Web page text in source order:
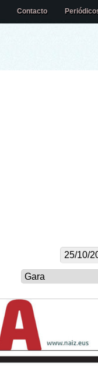
Contacto